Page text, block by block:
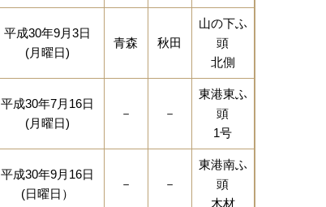
平成30年9月3日
(月曜日)
青森 秋田
山の下ふ
頭
北側
平成30年7月16日
(月曜日)
－ －
東港東ふ
頭
1号
平成30年9月16日
(日曜日）
－ －
東港南ふ
頭
木材